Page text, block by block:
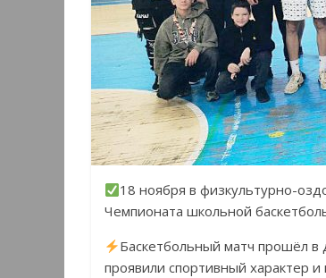
18 ноября в физкультурно-
Чемпионата школьной
Баскетбольный матч прошёл
проявили спортивный характер